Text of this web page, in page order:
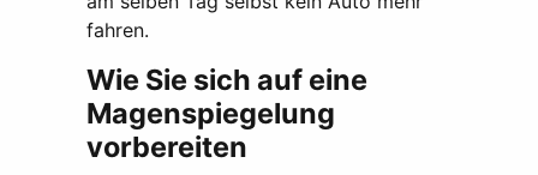
fahren.
Wie Sie sich auf eine
Magenspiegelung
vorbereiten